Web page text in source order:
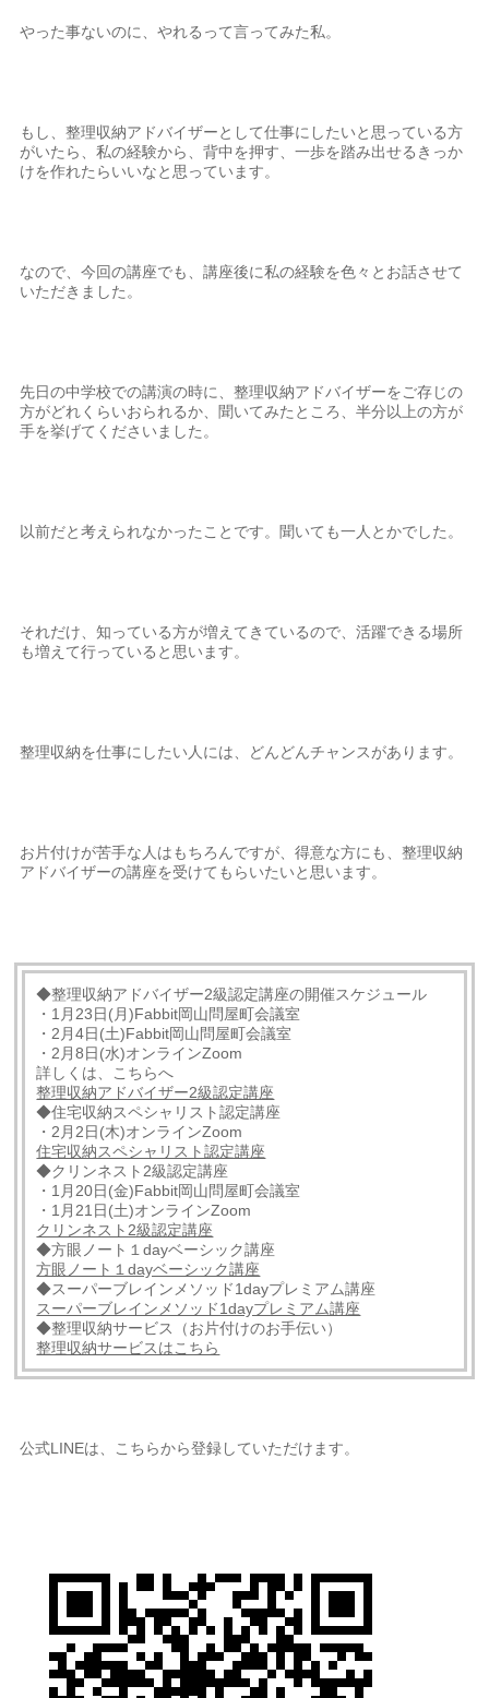
やった事ないのに、やれるって言ってみた私。
もし、整理収納アドバイザーとして仕事にしたいと思っている方
がいたら、私の経験から、背中を押す、一歩を踏み出せるきっか
けを作れたらいいなと思っています。
なので、今回の講座でも、講座後に私の経験を色々とお話させて
いただきました。
先日の中学校での講演の時に、整理収納アドバイザーをご存じの
方がどれくらいおられるか、聞いてみたところ、半分以上の方が
手を挙げてくださいました。
以前だと考えられなかったことです。聞いても一人とかでした。
それだけ、知っている方が増えてきているので、活躍できる場所
も増えて行っていると思います。
整理収納を仕事にしたい人には、どんどんチャンスがあります。
お片付けが苦手な人はもちろんですが、得意な方にも、整理収納
アドバイザーの講座を受けてもらいたいと思います。
◆整理収納アドバイザー2級認定講座の開催スケジュール
・1月23日(月)Fabbit岡山問屋町会議室
・2月4日(土)Fabbit岡山問屋町会議室
・2月8日(水)オンラインZoom
詳しくは、こちらへ
整理収納アドバイザー2級認定講座
◆住宅収納スペシャリスト認定講座
・2月2日(木)オンラインZoom
住宅収納スペシャリスト認定講座
◆クリンネスト2級認定講座
・1月20日(金)Fabbit岡山問屋町会議室
・1月21日(土)オンラインZoom
クリンネスト2級認定講座
◆方眼ノート１dayベーシック講座
方眼ノート１dayベーシック講座
◆スーパーブレインメソッド1dayプレミアム講座
スーパーブレインメソッド1dayプレミアム講座
◆整理収納サービス（お片付けのお手伝い）
整理収納サービスはこちら
公式LINEは、こちらから登録していただけます。